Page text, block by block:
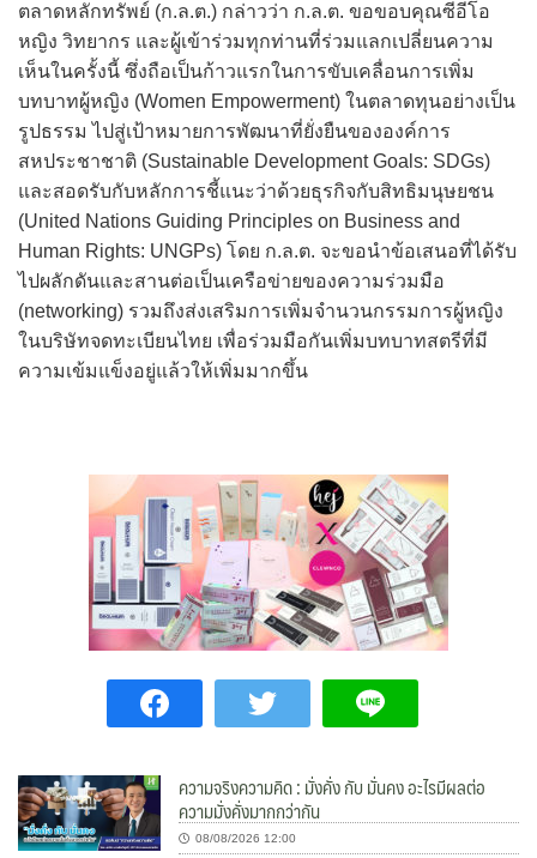
ตลาดหลักทรัพย์ (ก.ล.ต.) กล่าวว่า ก.ล.ต. ขอขอบคุณซีอีโอ
หญิง วิทยากร และผู้เข้าร่วมทุกท่านที่ร่วมแลกเปลี่ยนความ
เห็นในครั้งนี้ ซึ่งถือเป็นก้าวแรกในการขับเคลื่อนการเพิ่ม
บทบาทผู้หญิง (Women Empowerment) ในตลาดทุนอย่างเป็น
รูปธรรม ไปสู่เป้าหมายการพัฒนาที่ยั่งยืนขององค์การ
สหประชาชาติ (Sustainable Development Goals: SDGs)
และสอดรับกับหลักการชี้แนะว่าด้วยธุรกิจกับสิทธิมนุษยชน
(United Nations Guiding Principles on Business and
Human Rights: UNGPs) โดย ก.ล.ต. จะขอนำข้อเสนอที่ได้รับ
ไปผลักดันและสานต่อเป็นเครือข่ายของความร่วมมือ
(networking) รวมถึงส่งเสริมการเพิ่มจำนวนกรรมการผู้หญิง
ในบริษัทจดทะเบียนไทย เพื่อร่วมมือกันเพิ่มบทบาทสตรีที่มี
ความเข้มแข็งอยู่แล้วให้เพิ่มมากขึ้น
ความจริงความคิด : มั่งคั่ง กับ มั่นคง อะไรมีผลต่อ
ความมั่งคั่งมากกว่ากัน
08/08/2026 12:00